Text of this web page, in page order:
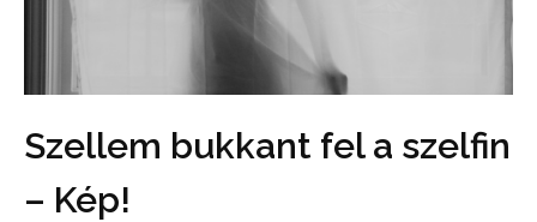
Szellem bukkant fel a szelfin
– Kép!